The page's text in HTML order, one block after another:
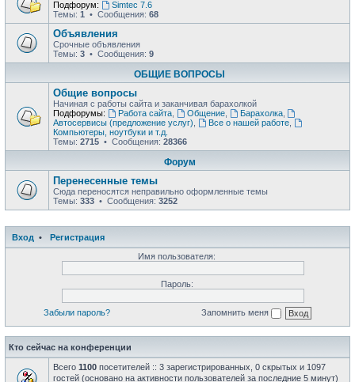
Подфорум:
Simtec 7.6
Темы: 1 • Сообщения: 68
Объявления
Срочные объявления
Темы: 3 • Сообщения: 9
ОБЩИЕ ВОПРОСЫ
Общие вопросы
Начиная с работы сайта и заканчивая барахолкой
Подфорумы:
Работа сайта, Общение, Барахолка,
Автосервисы (предложение услуг)
Все о нашей работе,
Компьютеры, ноутбуки и т.д.
Темы: 2715 • Сообщения: 28366
Форум
Перенесенные темы
Сюда переносятся неправильно оформленные темы
Темы: 333 • Сообщения: 3252
Вход •
Регистрация
Имя пользователя:
Пароль:
Забыли пароль? Запомнить меня
Кто сейчас на конференции
Всего 1100 посетителей :: 3 зарегистрированных, 0 скрытых и 1097
гостей (основано на активности пользователей за последние 5 минут)